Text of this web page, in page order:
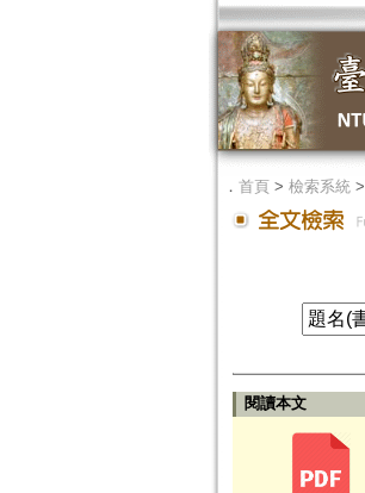
． 首頁> 檢索系統>
閱讀本文